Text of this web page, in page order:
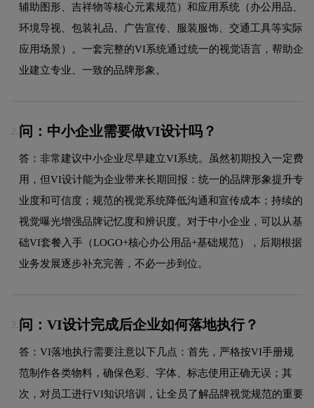
辅助图形、吉祥物等核心元素规范）和应用系统（办公用品、
环境导视、包装礼品、广告宣传、服装服饰、交通工具等实际
应用场景）。一套完整的VI系统通过统一的视觉语言，帮助企
业建立专业、一致的品牌形象。
2. 问：中小企业需要做VI设计吗？
答：非常建议中小企业尽早建立VI系统。虽然初期投入一定费
用，但VI设计能为企业带来长期回报：统一的品牌形象提升专
业度和可信度；规范的视觉系统降低沟通和宣传成本；持续的
视觉曝光增强品牌记忆度和辨识度。对于中小企业，可以从基
础VI套餐入手（LOGO+核心办公用品+基础规范），后期根据
业务发展逐步补充完善，不必一步到位。
3. 问：VI设计完成后企业如何落地执行？
答：VI落地执行需要注意以下几点：首先，严格按VI手册规
范制作各类物料，确保色彩、字体、标志使用正确无误；其
次，对员工进行VI知识培训，让全员了解品牌视觉规范的重要